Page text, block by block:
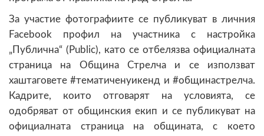
За участие фотографиите се публикуват в личния
Facebook профил на участника с настройка
„Публична“ (Public), като се отбелязва официалната
страница на Община Стрелча и се използват
хаштаговете #тематиченуикенд и #общинастрелча.
Кадрите, които отговарят на условията, се
одобряват от общинския екип и се публикуват на
официалната страница на общината, с което